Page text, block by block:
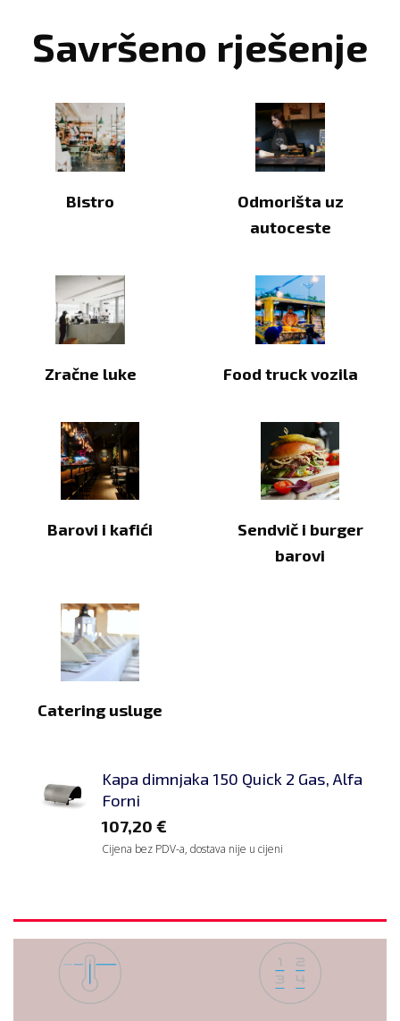
Savršeno rješenje
Bistro
Odmorišta uz
autoceste
Zračne luke Food truck vozila
Barovi i kafići
Sendvič i burger
barovi
Catering usluge
Kapa dimnjaka 150 Quick 2 Gas, Alfa
Forni
107,20 €
Cijena bez PDV-a, dostava nije u cijeni